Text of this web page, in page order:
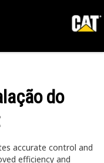
do
accurate control and
efficiency and